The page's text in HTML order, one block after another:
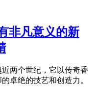
非凡意义的新
两个世纪，它以传奇香
卓绝的技艺和创造力。